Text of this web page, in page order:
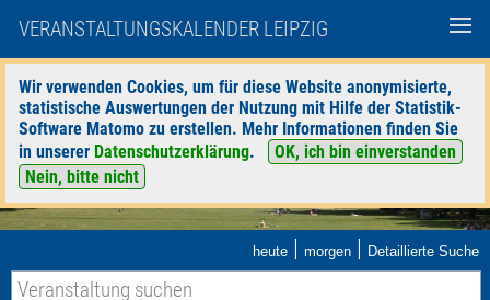
VERANSTALTUNGSKALENDER LEIPZIG
Wir verwenden Cookies, um für diese Website anonymisierte,
statistische Auswertungen der Nutzung mit Hilfe der Statistik-
Software Matomo zu erstellen. Mehr Informationen finden Sie
in unserer Datenschutzerklärung.
OK, ich bin einverstanden
Nein, bitte nicht
heute | morgen | Detaillierte Suche